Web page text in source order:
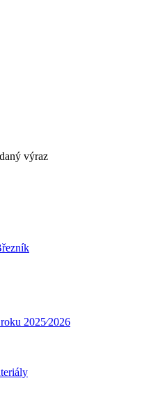
výraz
2025⁄2026